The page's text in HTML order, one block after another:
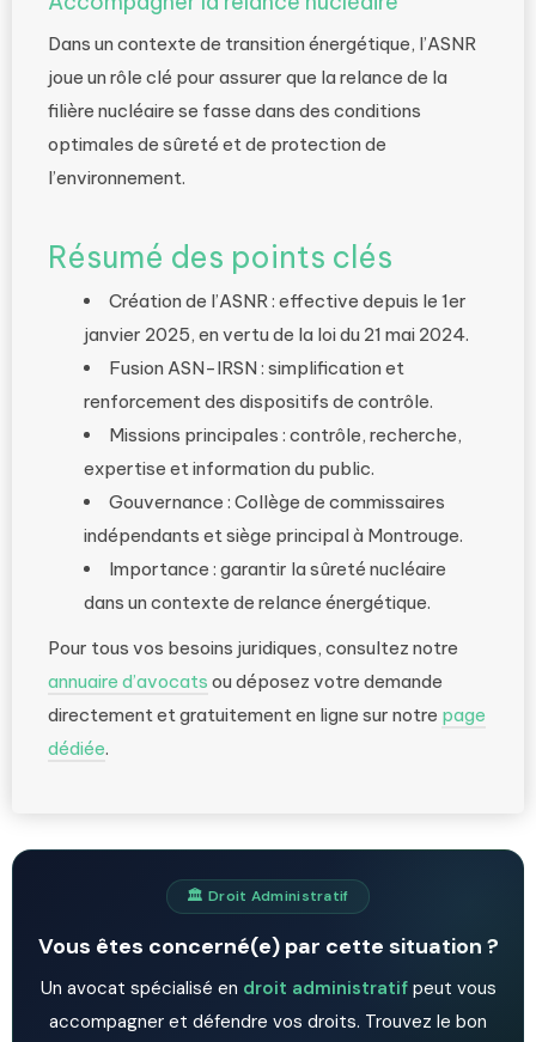
Dans un contexte de transition énergétique, l’ASNR
joue un rôle clé pour assurer que la relance de la
filière nucléaire se fasse dans des conditions
optimales de sûreté et de protection de
l’environnement.
Résumé des points clés
Création de l’ASNR : effective depuis le 1er
janvier 2025, en vertu de la loi du 21 mai 2024.
Fusion ASN-IRSN : simplification et
renforcement des dispositifs de contrôle.
Missions principales : contrôle, recherche,
expertise et information du public.
Gouvernance : Collège de commissaires
indépendants et siège principal à Montrouge.
Importance : garantir la sûreté nucléaire
dans un contexte de relance énergétique.
Pour tous vos besoins juridiques, consultez notre
annuaire d’avocats ou déposez votre demande
directement et gratuitement en ligne sur notre page
dédiée.
🏛️ Droit Administratif
Vous êtes concerné(e) par cette situation ?
Un avocat spécialisé en droit administratifpeut vous
accompagner et défendre vos droits. Trouvez le bon